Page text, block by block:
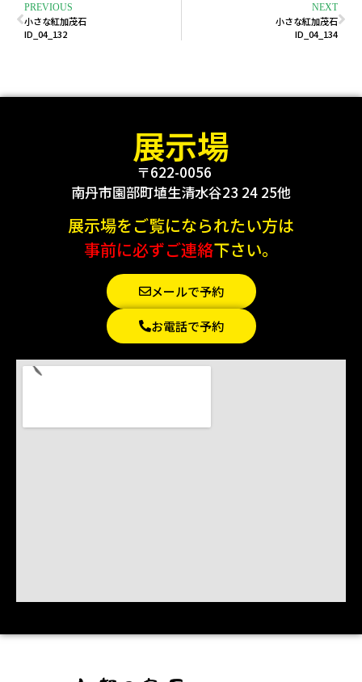
PREVIOUS
小さな紅加茂石
ID_04_132
NEXT
小さな紅加茂石
ID_04_134
展示場
〒622-0056
南丹市園部町埴生清水谷23 24 25他
展示場をご覧になられたい方は
事前に必ずご連絡下さい。
メールで予約
お電話で予約